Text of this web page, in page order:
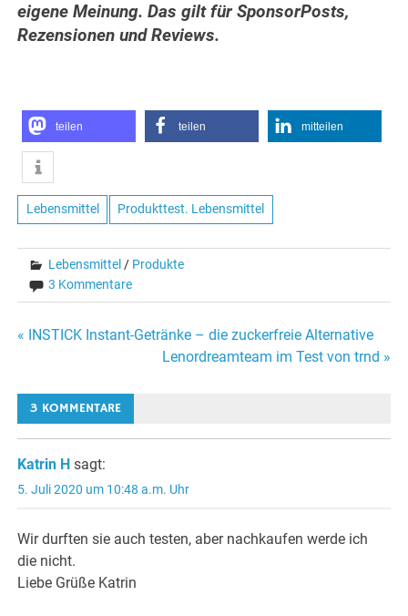
eigene Meinung. Das gilt für SponsorPosts,
Rezensionen und Reviews.
teilen teilen mitteilen
Lebensmittel Produkttest. Lebensmittel
Lebensmittel / Produkte
3 Kommentare
Beitragsnavigation
« INSTICK Instant-Getränke – die zuckerfreie Alternative
Lenordreamteam im Test von trnd »
3 KOMMENTARE
Katrin H sagt:
5. Juli 2020 um 10:48 a.m. Uhr
Wir durften sie auch testen, aber nachkaufen werde ich
die nicht.
Liebe Grüße Katrin